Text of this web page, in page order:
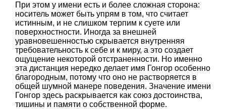
При этом у имени есть и более сложная сторона:
носитель может быть упрям в том, что считает
истинным, и не слишком терпим к суете или
поверхностности. Иногда за внешней
уравновешенностью скрывается внутренняя
требовательность к себе и к миру, а это создает
ощущение некоторой отстраненности. Но именно
эта дистанция нередко делает имя Гонгор особенно
благородным, потому что оно не растворяется в
общей шумной манере поведения. Значение имени
Гонгор здесь раскрывается как союз достоинства,
тишины и памяти о собственной форме.